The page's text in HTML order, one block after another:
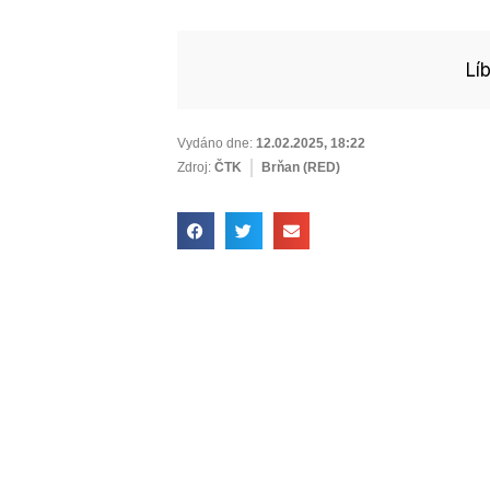
Vydáno dne: 12.02.2025, 18:22
Zdroj: ČTK Brňan (RED)